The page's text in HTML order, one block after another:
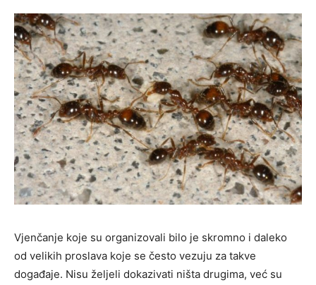
Vjenčanje koje su organizovali bilo je skromno i daleko
od velikih proslava koje se često vezuju za takve
događaje. Nisu željeli dokazivati ništa drugima, već su